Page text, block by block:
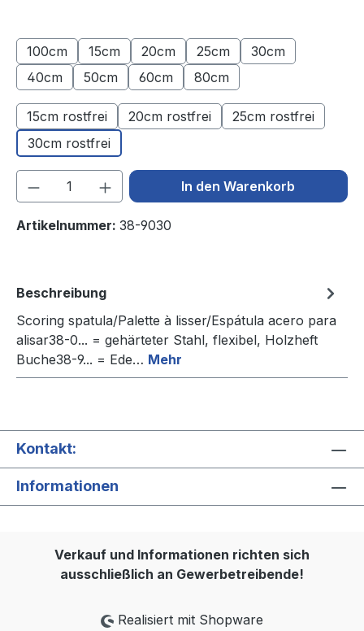
100cm
(Diese Option ist zurzeit nicht verfügbar.)
15cm
(Diese Option ist zurzeit nicht verfügbar.)
20cm
(Diese Option ist zurzeit nicht
25cm
(Diese Option ist zurzeit
30cm
(Diese Option ist
40cm
(Diese Option ist zurzeit nicht verfügbar.)
50cm
(Diese Option ist zurzeit nicht verfügbar.)
60cm
(Diese Option ist zurzeit nicht
80cm
(Diese Option ist zurzeit
15cm rostfrei 20cm rostfrei
25cm rostfrei
30cm rostfrei
Produkt Anzahl: Gib denIn den Warenkorb
Artikelnummer: 38-9030
Beschreibung
Scoring spatula/Palette à lisser/Espátula acero para
alisar38-0... = gehärteter Stahl, flexibel, Holzheft
Buche38-9... = Ede… Mehr
Kontakt:
Informationen
Verkauf und Informationen richten sich
ausschließlich an Gewerbetreibende!
Realisiert mit Shopware